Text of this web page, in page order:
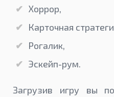
Хоррор,
Карточная
Рогалик,
Эскейп-рум.
Загрузив игру вы